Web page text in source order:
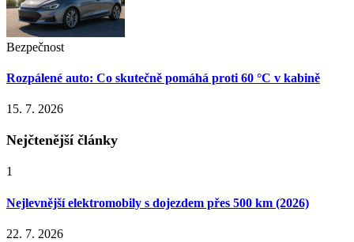
Bezpečnost
Rozpálené auto: Co skutečně pomáhá proti 60 °C v kabině
15. 7. 2026
Nejčtenější články
1
Nejlevnější elektromobily s dojezdem přes 500 km (2026)
22. 7. 2026